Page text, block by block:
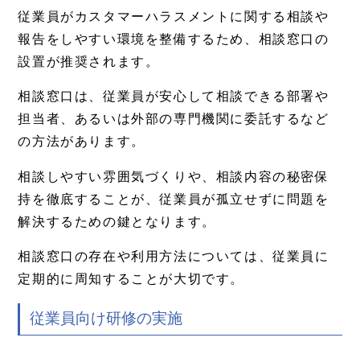
従業員がカスタマーハラスメントに関する相談や
報告をしやすい環境を整備するため、相談窓口の
設置が推奨されます。
相談窓口は、従業員が安心して相談できる部署や
担当者、あるいは外部の専門機関に委託するなど
の方法があります。
相談しやすい雰囲気づくりや、相談内容の秘密保
持を徹底することが、従業員が孤立せずに問題を
解決するための鍵となります。
相談窓口の存在や利用方法については、従業員に
定期的に周知することが大切です。
従業員向け研修の実施